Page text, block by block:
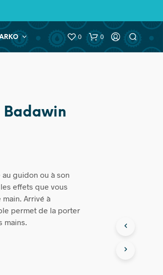
0 0
Badawin
guidon ou à son
effets que vous
Arrivé à
permet de la porter
mains.